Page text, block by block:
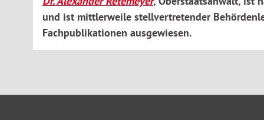
Schwerpunkte
Einzelne Steuerstraftaten
und ist mittlerweile stellvertretender
Fachpublikationen ausgewiesen.